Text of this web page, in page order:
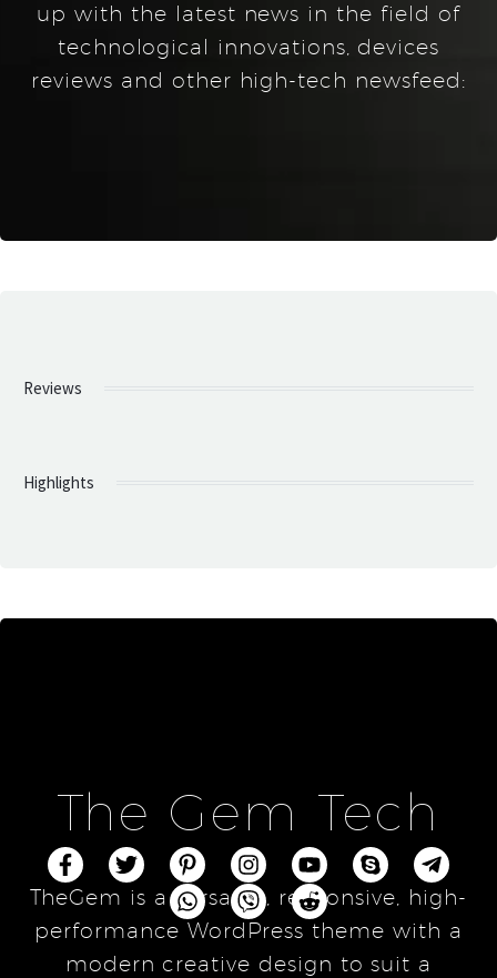
up with the latest news in the field of
technological innovations, devices
reviews and other high-tech newsfeed:
Reviews
Highlights
The Gem Tech
TheGem is a versatile, responsive, high-
performance WordPress theme with a
modern creative design to suit a